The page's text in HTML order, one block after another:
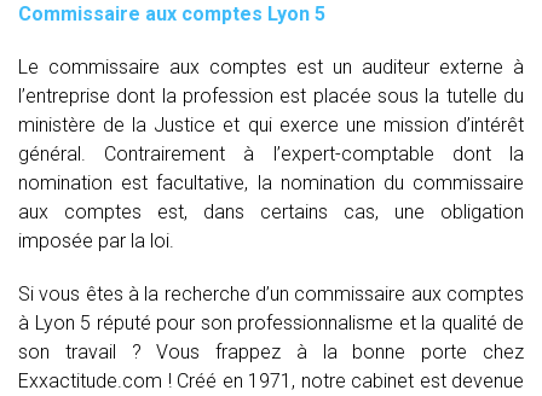
Commissaire aux comptes Lyon 5
Le commissaire aux comptes est un auditeur externe à
l’entreprise dont la profession est placée sous la tutelle du
ministère de la Justice et qui exerce une mission d’intérêt
général. Contrairement à l’expert-comptable dont la
nomination est facultative, la nomination du commissaire
aux comptes est, dans certains cas, une obligation
imposée par la loi.
Si vous êtes à la recherche d’un commissaire aux comptes
à Lyon 5 réputé pour son professionnalisme et la qualité de
son travail ? Vous frappez à la bonne porte chez
Exxactitude.com ! Créé en 1971, notre cabinet est devenue